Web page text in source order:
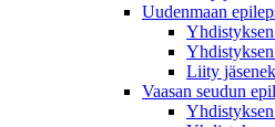
Uudenmaan
Liity
Vaasan seudun